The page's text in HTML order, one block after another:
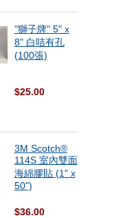
"獅子牌" 5" x
8" 白咭有孔
(100張)
$25.00
3M Scotch®
114S 室內雙面
海綿膠貼 (1" x
50")
$36.00